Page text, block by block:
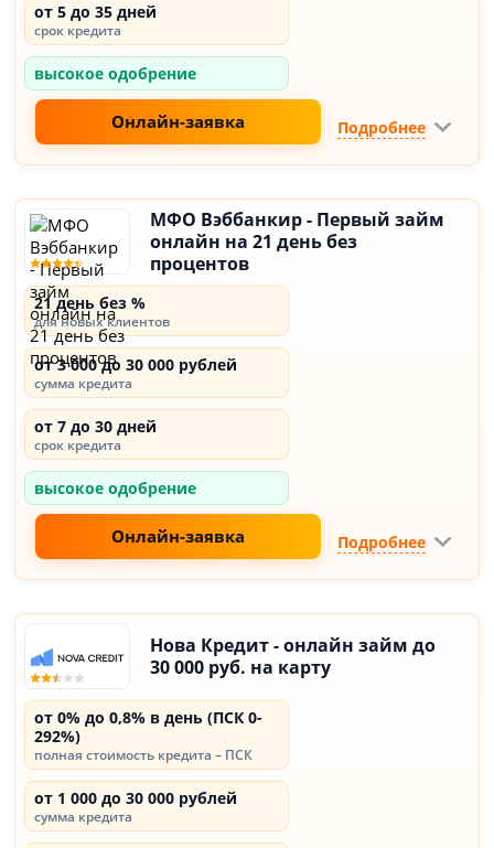
от 5 до 35 дней
срок кредита
высокое одобрение
Онлайн-заявка Подробнее
МФО Вэббанкир - Первый займ
онлайн на 21 день без
процентов
21 день без %
для новых клиентов
от 3 000 до 30 000 рублей
сумма кредита
от 7 до 30 дней
срок кредита
высокое одобрение
Онлайн-заявка Подробнее
Нова Кредит - онлайн займ до
30 000 руб. на карту
от 0% до 0,8% в день (ПСК 0-
292%)
полная стоимость кредита – ПСК
от 1 000 до 30 000 рублей
сумма кредита